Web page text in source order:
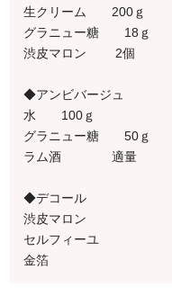
生クリーム 200ｇ
グラニュー糖 18ｇ
渋皮マロン 2個
◆アンビバージュ
水 100ｇ
グラニュー糖 50ｇ
ラム酒 適量
◆デコール
渋皮マロン
セルフィーユ
金箔